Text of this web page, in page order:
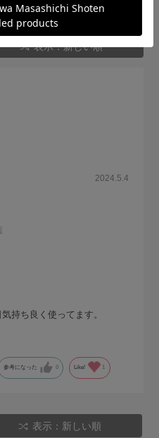
表示：新しい順
2024.5.4
ち良く使ってます。
参考になった 0 Like! 1
表示：新しい順